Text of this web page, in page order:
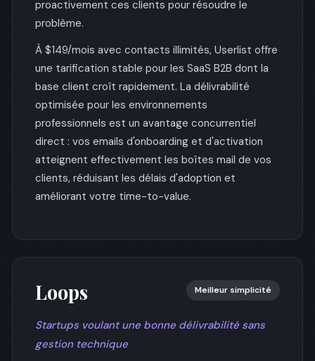
proactivement ces clients pour résoudre le
problème.
À $149/mois avec contacts illimités, Userlist offre
une tarification stable pour les SaaS B2B dont la
base client croît rapidement. La délivrabilité
optimisée pour les environnements
professionnels est un avantage concurrentiel
direct : vos emails d'onboarding et d'activation
atteignent effectivement les boîtes mail de vos
clients, réduisant les délais d'adoption et
améliorant votre time-to-value.
Loops Meilleur simplicité
Startups voulant une bonne délivrabilité sans
gestion technique